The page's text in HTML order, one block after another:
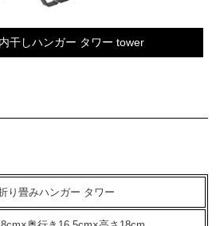
干しハンガー タワー tower
り畳みハンガー タワー